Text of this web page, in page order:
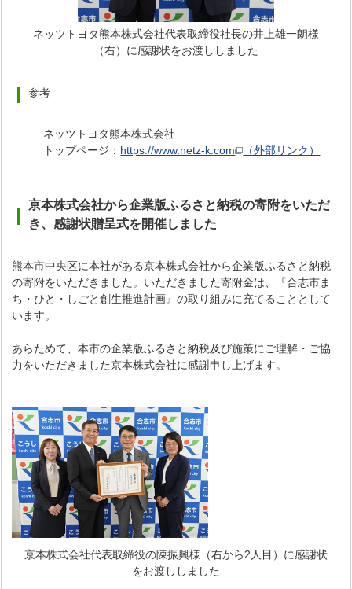
ネッツトヨタ熊本株式会社代表取締役社長の井上雄一朗様
（右）に感謝状をお渡ししました
参考
ネッツトヨタ熊本株式会社
トップページ： https://www.netz-k.com （外部リンク）
京本株式会社から企業版ふるさと納税の寄附をいただ
き、感謝状贈呈式を開催しました
熊本市中央区に本社がある京本株式会社から企業版ふるさと納税
の寄附をいただきました。いただきました寄附金は、『合志市ま
ち・ひと・しごと創生推進計画』の取り組みに充てることとして
います。
あらためて、本市の企業版ふるさと納税及び施策にご理解・ご協
力をいただきました京本株式会社に感謝申し上げます。
京本株式会社代表取締役の陳振興様（右から2人目）に感謝状
をお渡ししました